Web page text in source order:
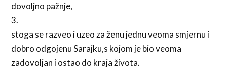
dovoljno pažnje,
3.
stoga se razveo i uzeo za ženu jednu veoma smjernu i
dobro odgojenu Sarajku,s kojom je bio veoma
zadovoljan i ostao do kraja života.